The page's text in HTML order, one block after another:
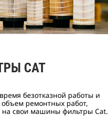
CAT
безотказной работы и
объем ремонтных работ,
на свои машины фильтры Cat.